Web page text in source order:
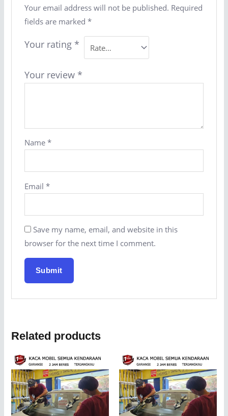
Your email address will not be published. Required
fields are marked *
Your rating *
Your review *
Name *
Email *
Save my name, email, and website in this
browser for the next time I comment.
Related products